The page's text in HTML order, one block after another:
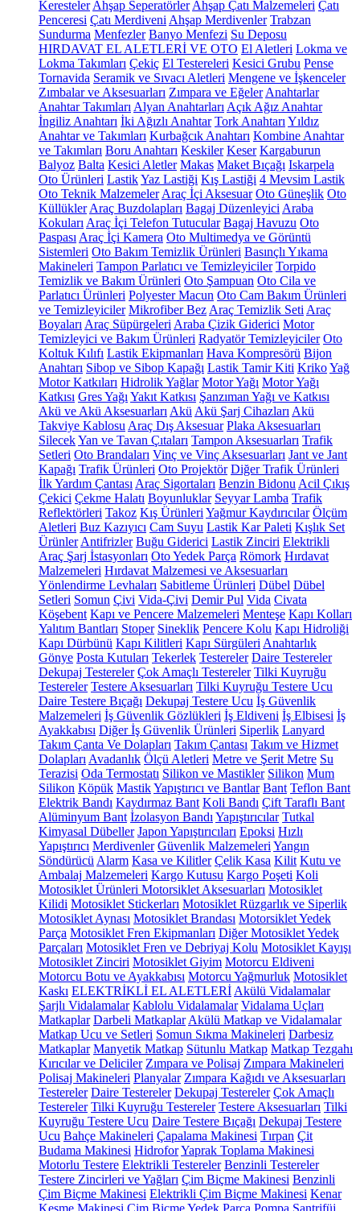
Keresteler Ahşap Seperatörler Ahşap Çatı Malzemeleri Çatı
Penceresi Çatı Merdiveni Ahşap Merdivenler Trabzan
Sundurma Menfezler Banyo Menfezi Su Deposu
HIRDAVAT EL ALETLERİ VE OTO El Aletleri Lokma ve
Lokma Takımları Çekiç El Testereleri Kesici Grubu Pense
Tornavida Seramik ve Sıvacı Aletleri Mengene ve İşkenceler
Zımbalar ve Aksesuarları Zımpara ve Eğeler Anahtarlar
Anahtar Takımları Alyan Anahtarları Açık Ağız Anahtar
İngiliz Anahtarı İki Ağızlı Anahtar Tork Anahtarı Yıldız
Anahtar ve Takımları Kurbağcık Anahtarı Kombine Anahtar
ve Takımları Boru Anahtarı Keskiler Keser Kargaburun
Balyoz Balta Kesici Aletler Makas Maket Bıçağı Iskarpela
Oto Ürünleri LastikYaz Lastiği Kış Lastiği 4 Mevsim Lastik
Oto Teknik Malzemeler Araç İçi Aksesuar Oto Güneşlik Oto
Küllükler Araç Buzdolapları Bagaj Düzenleyici Araba
Kokuları Araç İçi Telefon Tutucular Bagaj Havuzu Oto
Paspası Araç İçi Kamera Oto Multimedya ve Görüntü
Sistemleri Oto Bakım Temizlik Ürünleri Basınçlı Yıkama
Makineleri Tampon Parlatıcı ve Temizleyiciler Torpido
Temizlik ve Bakım Ürünleri Oto Şampuan Oto Cila ve
Parlatıcı Ürünleri Polyester Macun Oto Cam Bakım Ürünleri
ve Temizleyiciler Mikrofiber Bez Araç Temizlik Seti Araç
Boyaları Araç Süpürgeleri Araba Çizik Giderici Motor
Temizleyici ve Bakım Ürünleri Radyatör Temizleyiciler Oto
Koltuk Kılıfı Lastik Ekipmanları Hava Kompresörü Bijon
Anahtarı Sibop ve Sibop Kapağı Lastik Tamir Kiti KrikoYağ
Motor Katkıları Hidrolik Yağlar Motor Yağı Motor Yağı
Katkısı Gres Yağı Yakıt Katkısı Şanzıman Yağı ve Katkısı
Akü ve Akü Aksesuarları Akü Akü Şarj Cihazları Akü
Takviye Kablosu Araç Dış Aksesuar Plaka Aksesuarları
SilecekYan ve Tavan Çıtaları Tampon Aksesuarları Trafik
Setleri Oto Brandaları Vinç ve Vinç Aksesuarları Jant ve Jant
Kapağı Trafik Ürünleri Oto Projektör Diğer Trafik Ürünleri
İlk Yardım Çantası Araç Sigortaları Benzin Bidonu Acil Çıkış
Çekici Çekme Halatı Boyunluklar Seyyar Lamba Trafik
Reflektörleri Takoz Kış Ürünleri Yağmur Kaydırıcılar Ölçüm
Aletleri Buz Kazıyıcı Cam Suyu Lastik Kar Paleti Kışlık Set
Ürünler Antifrizler Buğu Giderici Lastik Zinciri Elektrikli
Araç Şarj İstasyonları Oto Yedek Parça Römork Hırdavat
Malzemeleri Hırdavat Malzemesi ve Aksesuarları
Yönlendirme Levhaları Sabitleme Ürünleri Dübel Dübel
Setleri Somun Çivi Vida-Çivi Demir Pul Vida Civata
Köşebent Kapı ve Pencere Malzemeleri Menteşe Kapı Kolları
Yalıtım Bantları Stoper Sineklik Pencere Kolu Kapı Hidroliği
Kapı Dürbünü Kapı Kilitleri Kapı Sürgüleri Anahtarlık
Gönye Posta Kutuları Tekerlek Testereler Daire Testereler
Dekupaj Testereler Çok Amaçlı Testereler Tilki Kuyruğu
Testereler Testere Aksesuarları Tilki Kuyruğu Testere Ucu
Daire Testere Bıçağı Dekupaj Testere Ucu İş Güvenlik
Malzemeleri İş Güvenlik Gözlükleri İş Eldiveni İş Elbisesi İş
Ayakkabısı Diğer İş Güvenlik Ürünleri Siperlik Lanyard
Takım Çanta Ve Dolapları Takım Çantası Takım ve Hizmet
Dolapları Avadanlık Ölçü Aletleri Metre ve Şerit Metre Su
Terazisi Oda Termostatı Silikon ve Mastikler Silikon Mum
Silikon Köpük MastikYapıştırıcı ve Bantlar Bant Teflon Bant
Elektrik Bandı Kaydırmaz Bant Koli Bandı Çift Taraflı Bant
Alüminyum Bant İzolasyon Bandı Yapıştırıcılar Tutkal
Kimyasal Dübeller Japon Yapıştırıcıları Epoksi Hızlı
Yapıştırıcı Merdivenler Güvenlik Malzemeleri Yangın
Söndürücü Alarm Kasa ve Kilitler Çelik Kasa Kilit Kutu ve
Ambalaj Malzemeleri Kargo Kutusu Kargo Poşeti Koli
Motosiklet Ürünleri Motorsiklet Aksesuarları Motosiklet
Kilidi Motosiklet Stickerları Motosiklet Rüzgarlık ve Siperlik
Motosiklet Aynası Motosiklet Brandası Motorsiklet Yedek
Parça Motosiklet Fren Ekipmanları Diğer Motosiklet Yedek
Parçaları Motosiklet Fren ve Debriyaj Kolu Motosiklet Kayışı
Motosiklet Zinciri Motosiklet Giyim Motorcu Eldiveni
Motorcu Botu ve Ayakkabısı Motorcu Yağmurluk Motosiklet
Kaskı ELEKTRİKLİ EL ALETLERİ Akülü Vidalamalar
Şarjlı Vidalamalar Kablolu Vidalamalar Vidalama Uçları
Matkaplar Darbeli Matkaplar Akülü Matkap ve Vidalamalar
Matkap Ucu ve Setleri Somun Sıkma Makineleri Darbesiz
Matkaplar Manyetik Matkap Sütunlu Matkap Matkap Tezgahı
Kırıcılar ve Deliciler Zımpara ve Polisaj Zımpara Makineleri
Polisaj Makineleri Planyalar Zımpara Kağıdı ve Aksesuarları
Testereler Daire Testereler Dekupaj Testereler Çok Amaçlı
Testereler Tilki Kuyruğu Testereler Testere Aksesuarları Tilki
Kuyruğu Testere Ucu Daire Testere Bıçağı Dekupaj Testere
Ucu Bahçe Makineleri Çapalama Makinesi Tırpan Çit
Budama Makinesi HidroforYaprak Toplama Makinesi
Motorlu Testere Elektrikli Testereler Benzinli Testereler
Testere Zincirleri ve Yağları Çim Biçme Makinesi Benzinli
Çim Biçme Makinesi Elektrikli Çim Biçme Makinesi Kenar
Kesme Makinesi Çim Biçme Yedek Parça Pompa Santrifüj